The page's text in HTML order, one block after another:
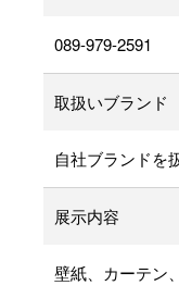
089-979-2591
取扱いブランド
自社ブランドを
展示内容
壁紙、カーテン